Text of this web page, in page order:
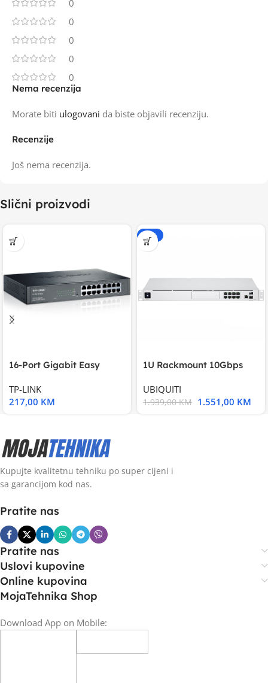
0
0
0
0
0
Recenzije
Još nema recenzija.
Nema recenzija
Morate biti ulogovani da biste objavili recenziju.
Slični proizvodi
16-Port Gigabit Easy
TP-LINK
217,00 KM
-20%
1U Rackmount 10Gbps
UBIQUITI
1.939,00KM 1.551,00 KM
Kupujte kvalitetnu tehniku po super cijeni i
sa garancijom kod nas.
Pratite nas
Pratite nas
Uslovi kupovine
Online kupovina
MojaTehnika Shop
Download App on Mobile: